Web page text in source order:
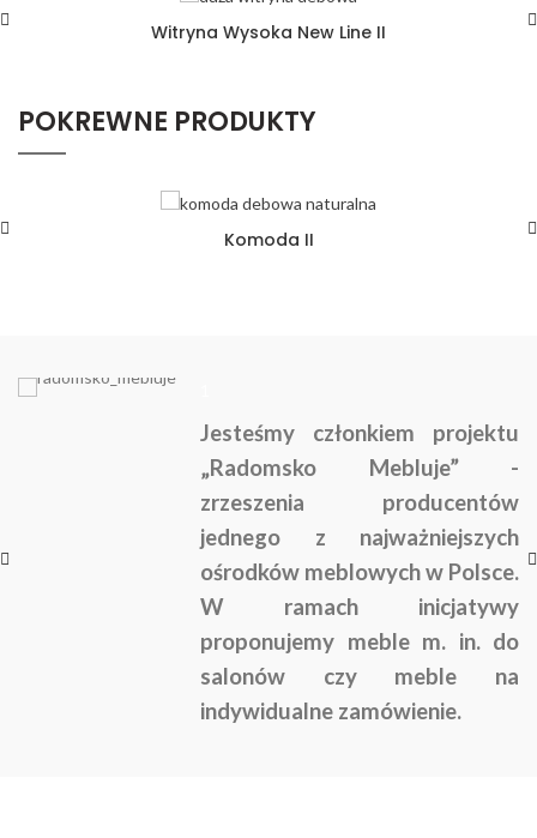
Witryna Wysoka New Line II
POKREWNE PRODUKTY
Komoda II
Jesteśmy członkiem projektu
„Radomsko Mebluje” -
zrzeszenia producentów
jednego z najważniejszych
ośrodków meblowych w Polsce.
W ramach inicjatywy
proponujemy meble m. in. do
salonów czy meble na
indywidualne zamówienie.